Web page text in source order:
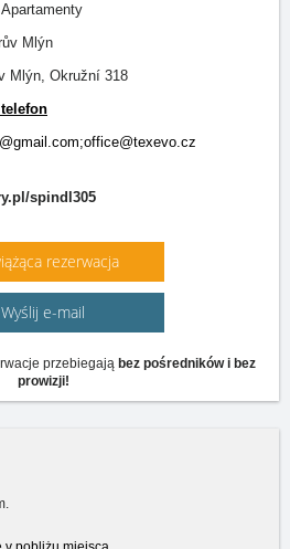
Apartamenty
Mlýn
Mlýn, Okružní 318
spindl305
rezerwacja
Wyślij e-mail
przebiegają bez pośredników i bez
prowizji!